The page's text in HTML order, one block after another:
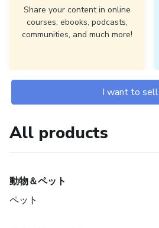
Share your content in online
courses, ebooks, podcasts,
communities, and much more!
I want to sell
All products
動物＆ペット
ペット